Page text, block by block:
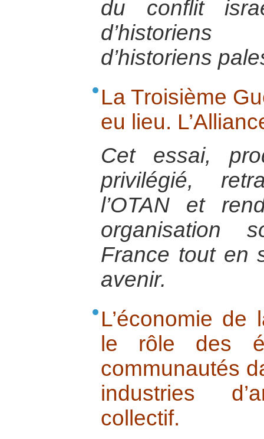
du conflit
d’historiens
La Troisième
eu lieu.
Cet essai,
privilégié,
l’OTAN et
organisation
France tout en
avenir.
L’économie
le rôle des
communautés
industries
collectif.